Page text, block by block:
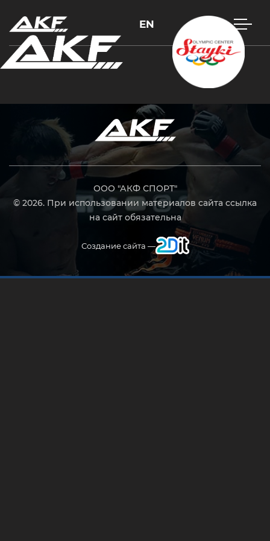
EN
ООО "АКФ СПОРТ"
© 2026. При использовании материалов сайта ссылка
на сайт обязательна
Создание сайта —
Нажмите Enter для поиска или Esc, чтобы закрыть